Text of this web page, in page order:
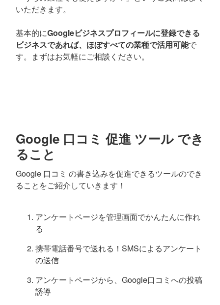
いただきます。
基本的にGoogleビジネスプロフィールに登録できる
ビジネスであれば、ほぼすべての業種で活用可能で
す。まずはお気軽にご相談ください。
Google 口コミ 促進 ツール でき
ること
Google 口コミ の書き込みを促進できるツールのでき
ることをご紹介していきます！
アンケートページを管理画面でかんたんに作れ
る
携帯電話番号で送れる！SMSによるアンケート
の送信
アンケートページから、Google口コミへの投稿
誘導